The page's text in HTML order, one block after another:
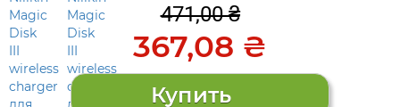
471,00 ₴
367,08 ₴